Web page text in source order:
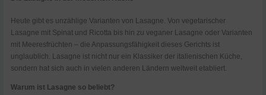
Heute gibt es unzählige Varianten von Lasagne. Von vegetarischer
Lasagne mit Spinat und Ricotta bis hin zu veganer Lasagne oder Varianten
mit Meeresfrüchten – die Anpassungsfähigkeit dieses Gerichts ist
unglaublich. Lasagne ist nicht nur ein Klassiker der italienischen Küche,
sondern hat sich auch in vielen anderen Ländern weltweit etabliert.
Warum ist Lasagne so beliebt?